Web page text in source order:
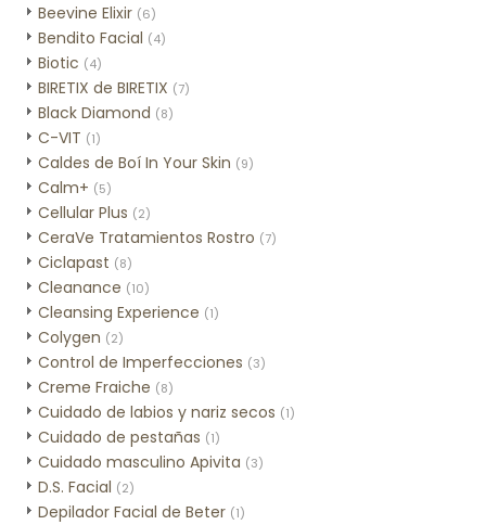
Beevine Elixir (6)
Bendito Facial (4)
Biotic (4)
BIRETIX de BIRETIX (7)
Black Diamond (8)
C-VIT (1)
Caldes de Boí In Your Skin (9)
Calm+ (5)
Cellular Plus (2)
CeraVe Tratamientos Rostro (7)
Ciclapast (8)
Cleanance (10)
Cleansing Experience (1)
Colygen (2)
Control de Imperfecciones (3)
Creme Fraiche (8)
Cuidado de labios y nariz secos (1)
Cuidado de pestañas (1)
Cuidado masculino Apivita (3)
D.S. Facial (2)
Depilador Facial de Beter (1)